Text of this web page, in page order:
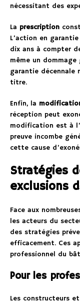
nécessitant des
La prescription
L’action en
dix ans à compter
même un
garantie décennale
titre.
Enfin, la
réception peut
modification est à
preuve incombe
cette cause
Stratégies
exclusions
Face aux
les acteurs du
des stratégies
efficacement. Ces
professionnel du
Pour les
Les constructeurs